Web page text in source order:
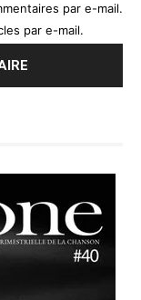
par e-mail.
par e-mail.